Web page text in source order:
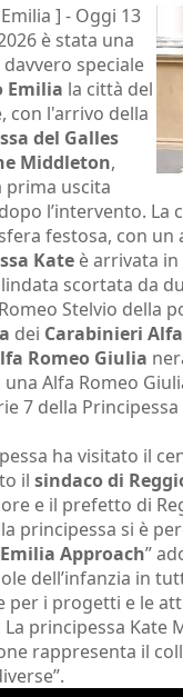
] - Oggi 13
è stata una
speciale
Emilia la città del
con l'arrivo della
del Galles
Middleton,
prima uscita
l’intervento. La
festosa, con un
Kate è arrivata
scortata da
Stelvio della
dei Carabinieri
Romeo Giulia
Alfa Romeo
7 della
ha visitato il
il sindaco di
e il prefetto di
principessa si è
Approach”
dell’infanzia in
per i progetti e le
La principessa Kate
rappresenta il